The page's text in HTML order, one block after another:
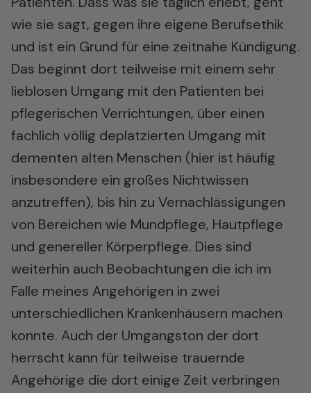
wie sie sagt, gegen ihre eigene Berufsethik
und ist ein Grund für eine zeitnahe Kündigung.
Das beginnt dort teilweise mit einem sehr
lieblosen Umgang mit den Patienten bei
pflegerischen Verrichtungen, über einen
fachlich völlig deplatzierten Umgang mit
dementen alten Menschen (hier ist häufig
insbesondere ein großes Nichtwissen
anzutreffen), bis hin zu Vernachlässigungen
von Bereichen wie Mundpflege, Hautpflege
und genereller Körperpflege. Dies sind
weiterhin auch Beobachtungen die ich im
Falle meines Angehörigen in zwei
unterschiedlichen Krankenhäusern machen
konnte. Auch der Umgangston der dort
herrscht kann für teilweise trauernde
Angehörige die dort einige Zeit verbringen